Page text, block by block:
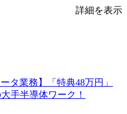
詳細を表示